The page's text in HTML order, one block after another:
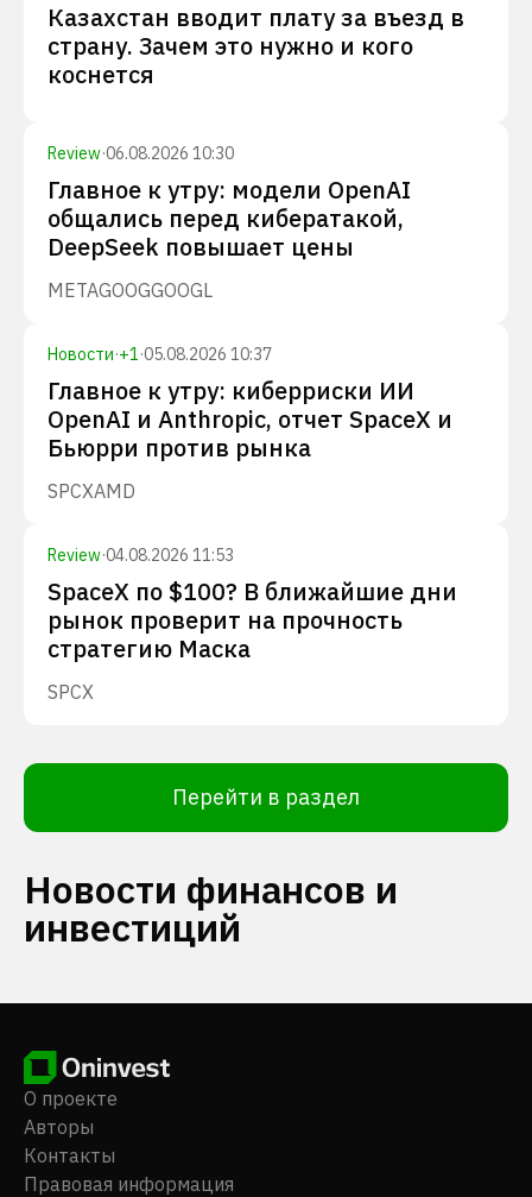
Казахстан вводит плату за въезд в
страну. Зачем это нужно и кого
коснется
Review·06.08.2026 10:30
Главное к утру: модели OpenAI
общались перед кибератакой,
DeepSeek повышает цены
METAGOOGGOOGL
Новости·+1·05.08.2026 10:37
Главное к утру: киберриски ИИ
OpenAI и Anthropic, отчет SpaceX и
Бьюрри против рынка
SPCXAMD
Review·04.08.2026 11:53
SpaceX по $100? В ближайшие дни
рынок проверит на прочность
стратегию Маска
SPCX
Перейти в раздел
Новости финансов и
инвестиций
О проекте
Авторы
Контакты
Правовая информация